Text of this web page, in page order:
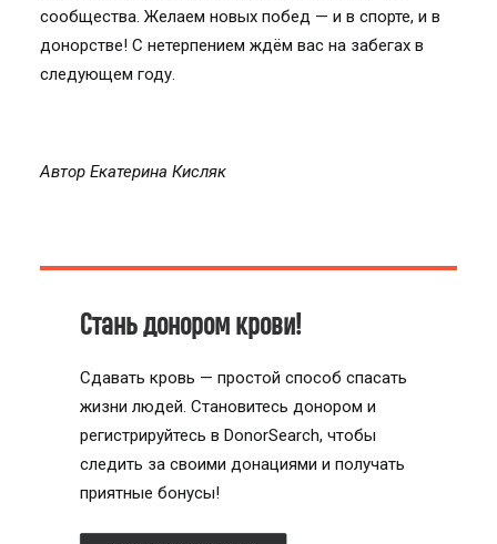
сообщества. Желаем новых побед — и в спорте, и в
донорстве! С нетерпением ждём вас на забегах в
следующем году.
Автор Екатерина Кисляк
Стань донором крови!
Сдавать кровь — простой способ спасать
жизни людей. Становитесь донором и
регистрируйтесь в DonorSearch, чтобы
следить за своими донациями и получать
приятные бонусы!